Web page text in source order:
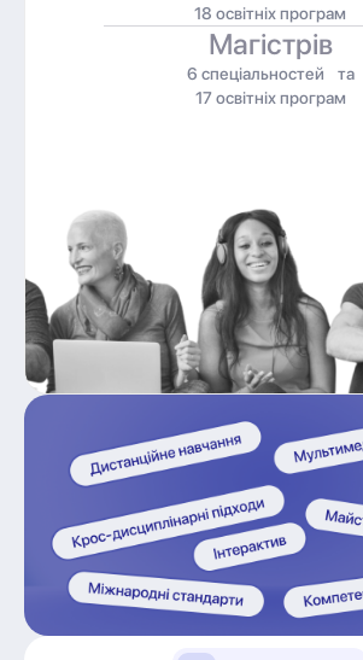
18 освітніх програм
Магістрів
6 спеціальностей та
17 освітніх програм